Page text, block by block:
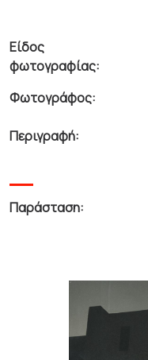
Είδος
φωτογραφίας:
Φωτογράφος:
Περιγραφή:
Παράσταση: